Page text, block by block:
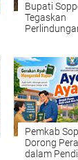
Bupati
Tegaskan
Pemkab
Dorong
dalam